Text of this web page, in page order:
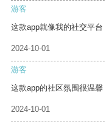
游客
这款app就像我的社交平台
2024-10-01
游客
这款app的社区氛围很温馨
2024-10-01